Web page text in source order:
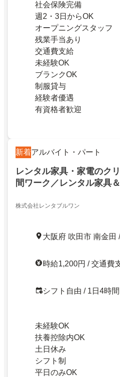
社会保険完備
週2・3日からOK
オープニングスタッフ
残業手当あり
交通費支給
未経験OK
ブランクOK
制服貸与
経験者優遇
有資格者歓迎
新着アルバイト・パート
レンタル家具・家電のク
間ワーク／レンタル家具
られるおシゴトです
株式会社レンタブルワン
大阪府 吹田市 南金田
時給1,200円 / 交通費
シフト自由 / 1日4時
未経験OK
扶養控除内OK
土日休み
シフト制
平日のみOK